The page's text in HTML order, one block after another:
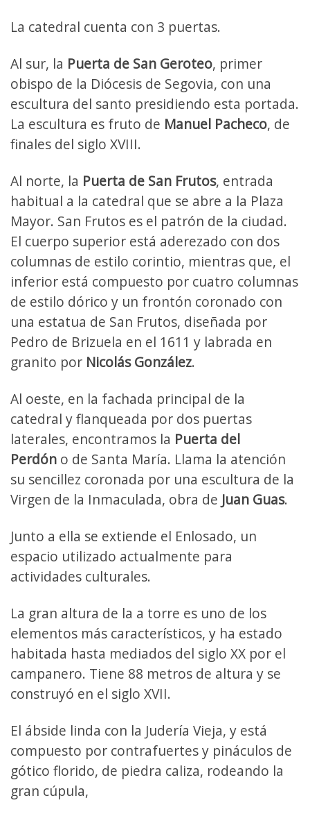
La catedral cuenta con 3 puertas.
Al sur, la Puerta de San Geroteo, primer
obispo de la Diócesis de Segovia, con una
escultura del santo presidiendo esta portada.
La escultura es fruto de Manuel Pacheco, de
finales del siglo XVIII.
Al norte, la Puerta de San Frutos, entrada
habitual a la catedral que se abre a la Plaza
Mayor. San Frutos es el patrón de la ciudad.
El cuerpo superior está aderezado con dos
columnas de estilo corintio, mientras que, el
inferior está compuesto por cuatro columnas
de estilo dórico y un frontón coronado con
una estatua de San Frutos, diseñada por
Pedro de Brizuela en el 1611 y labrada en
granito por Nicolás González.
Al oeste, en la fachada principal de la
catedral y flanqueada por dos puertas
laterales, encontramos la Puerta del
Perdón o de Santa María. Llama la atención
su sencillez coronada por una escultura de la
Virgen de la Inmaculada, obra de Juan Guas.
Junto a ella se extiende el Enlosado, un
espacio utilizado actualmente para
actividades culturales.
La gran altura de la a torre es uno de los
elementos más característicos, y ha estado
habitada hasta mediados del siglo XX por el
campanero. Tiene 88 metros de altura y se
construyó en el siglo XVII.
El ábside linda con la Judería Vieja, y está
compuesto por contrafuertes y pináculos de
gótico florido, de piedra caliza, rodeando la
gran cúpula,